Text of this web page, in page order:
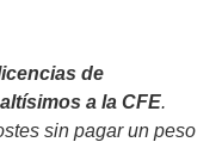
de
a la CFE.
sin pagar un peso